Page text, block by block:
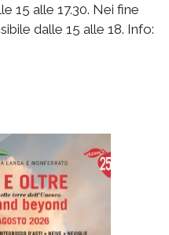
15 alle 17.30. Nei fine
dalle 15 alle 18. Info: